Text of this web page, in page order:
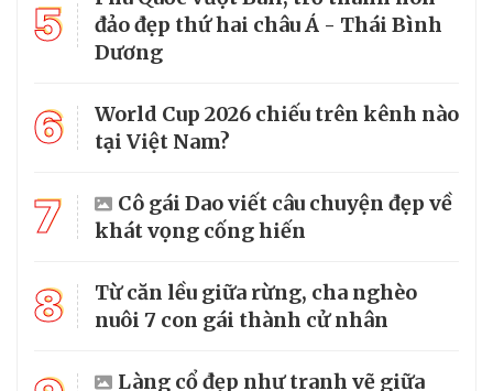
5
đảo đẹp thứ hai châu Á - Thái Bình
Dương
6
World Cup 2026 chiếu trên kênh nào
tại Việt Nam?
7
Cô gái Dao viết câu chuyện đẹp về
khát vọng cống hiến
8
Từ căn lều giữa rừng, cha nghèo
nuôi 7 con gái thành cử nhân
Làng cổ đẹp như tranh vẽ giữa